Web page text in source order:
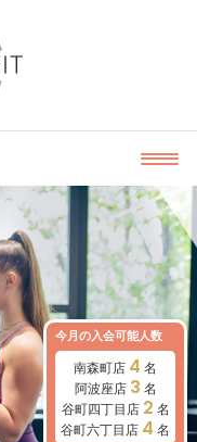
今月の入会可能人数
南森町店 4 名
阿波座店 3 名
谷町四丁目店 2 名
谷町六丁目店 4 名